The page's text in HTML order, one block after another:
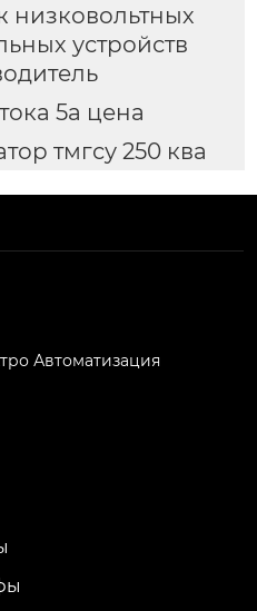
низковольтных
устройств
5а цена
тмгсу 250 ква
Автоматизация